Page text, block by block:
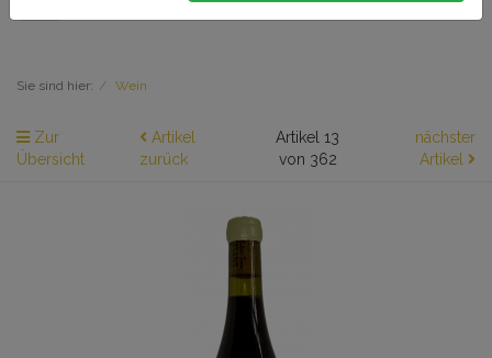
Sie sind hier: Wein
Zur
Übersicht
Artikel
zurück
Artikel 13
von 362
nächster
Artikel